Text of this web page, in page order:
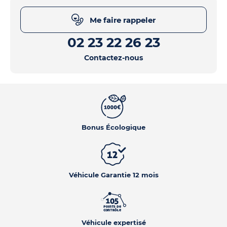
Bonus Écologique
Véhicule Garantie 12 mois
Véhicule expertisé
Me faire rappeler
02 23 22 26 23
Contactez-nous